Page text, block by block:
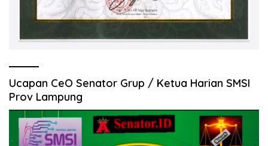
Ucapan CeO Senator Grup / Ketua Harian SMSI
Prov Lampung